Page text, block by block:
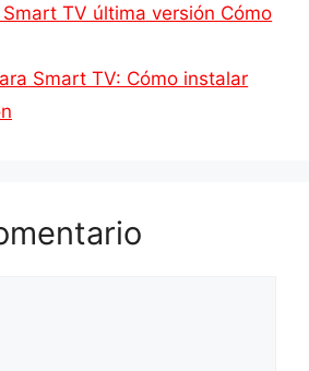
TV última versión Cómo
Smart TV: Cómo instalar